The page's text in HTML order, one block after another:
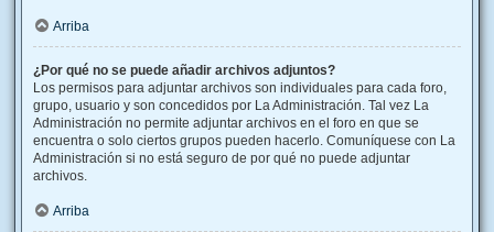
Arriba
¿Por qué no se puede añadir archivos adjuntos?
Los permisos para adjuntar archivos son individuales para cada foro,
grupo, usuario y son concedidos por La Administración. Tal vez La
Administración no permite adjuntar archivos en el foro en que se
encuentra o solo ciertos grupos pueden hacerlo. Comuníquese con La
Administración si no está seguro de por qué no puede adjuntar
archivos.
Arriba